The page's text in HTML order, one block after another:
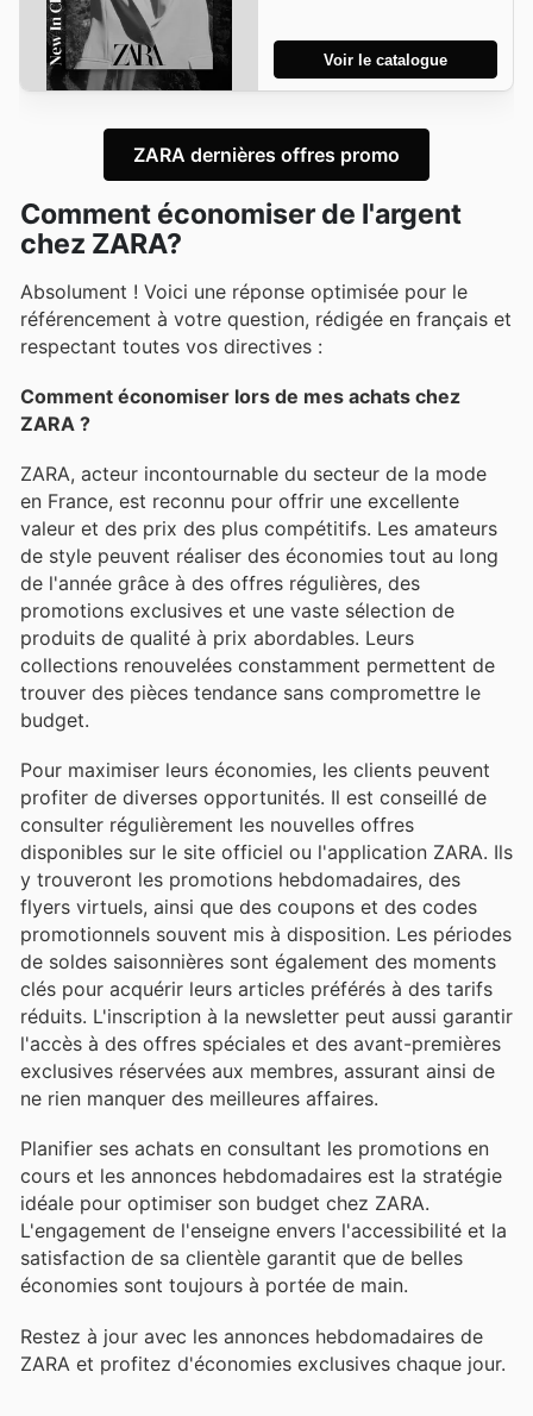
Voir le catalogue
ZARA dernières offres promo
Comment économiser de l'argent
chez ZARA?
Absolument ! Voici une réponse optimisée pour le
référencement à votre question, rédigée en français et
respectant toutes vos directives :
Comment économiser lors de mes achats chez
ZARA ?
ZARA, acteur incontournable du secteur de la mode
en France, est reconnu pour offrir une excellente
valeur et des prix des plus compétitifs. Les amateurs
de style peuvent réaliser des économies tout au long
de l'année grâce à des offres régulières, des
promotions exclusives et une vaste sélection de
produits de qualité à prix abordables. Leurs
collections renouvelées constamment permettent de
trouver des pièces tendance sans compromettre le
budget.
Pour maximiser leurs économies, les clients peuvent
profiter de diverses opportunités. Il est conseillé de
consulter régulièrement les nouvelles offres
disponibles sur le site officiel ou l'application ZARA. Ils
y trouveront les promotions hebdomadaires, des
flyers virtuels, ainsi que des coupons et des codes
promotionnels souvent mis à disposition. Les périodes
de soldes saisonnières sont également des moments
clés pour acquérir leurs articles préférés à des tarifs
réduits. L'inscription à la newsletter peut aussi garantir
l'accès à des offres spéciales et des avant-premières
exclusives réservées aux membres, assurant ainsi de
ne rien manquer des meilleures affaires.
Planifier ses achats en consultant les promotions en
cours et les annonces hebdomadaires est la stratégie
idéale pour optimiser son budget chez ZARA.
L'engagement de l'enseigne envers l'accessibilité et la
satisfaction de sa clientèle garantit que de belles
économies sont toujours à portée de main.
Restez à jour avec les annonces hebdomadaires de
ZARA et profitez d'économies exclusives chaque jour.